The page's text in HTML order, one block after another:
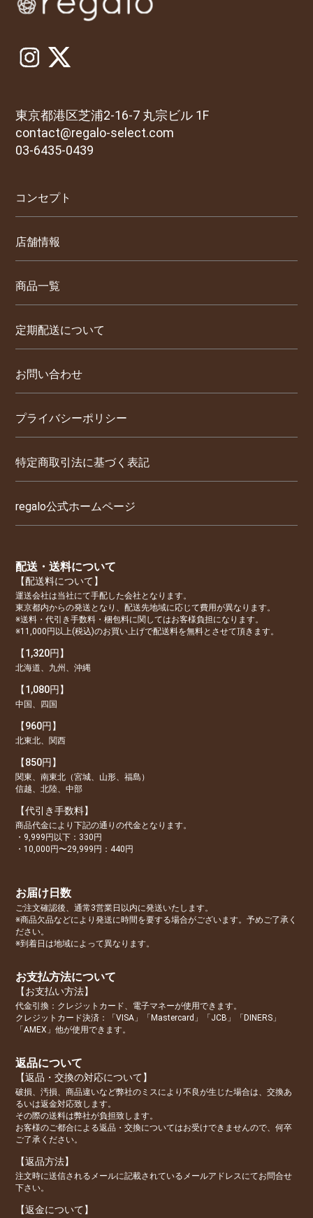
東京都港区芝浦2-16-7 丸宗ビル 1F
contact@regalo-select.com
03-6435-0439
コンセプト
店舗情報
商品一覧
定期配送について
お問い合わせ
プライバシーポリシー
特定商取引法に基づく表記
regalo公式ホームページ
配送・送料について
【配送料について】
運送会社は当社にて手配した会社となります。
東京都内からの発送となり、配送先地域に応じて費用が異なります。
※送料・代引き手数料・梱包料に関してはお客様負担になります。
※11,000円以上(税込)のお買い上げで配送料を無料とさせて頂きます。
【1,320円】
北海道、九州、沖縄
【1,080円】
中国、四国
【960円】
北東北、関西
【850円】
関東、南東北（宮城、山形、福島）
信越、北陸、中部
【代引き手数料】
商品代金により下記の通りの代金となります。
・9,999円以下：330円
・10,000円〜29,999円：440円
お届け日数
ご注文確認後、通常3営業日以内に発送いたします。
※商品欠品などにより発送に時間を要する場合がございます。予めご了承く
ださい。
※到着日は地域によって異なります。
お支払方法について
【お支払い方法】
代金引換：クレジットカード、電子マネーが使用できます。
クレジットカード決済：「VISA」「Mastercard」「JCB」「DINERS」
「AMEX」他が使用できます。
返品について
【返品・交換の対応について】
破損、汚損、商品違いなど弊社のミスにより不良が生じた場合は、交換あ
るいは返金対応致します。
その際の送料は弊社が負担致します。
お客様のご都合による返品・交換についてはお受けできませんので、何卒
ご了承ください。
【返品方法】
注文時に送信されるメールに記載されているメールアドレスにてお問合せ
下さい。
【返金について】